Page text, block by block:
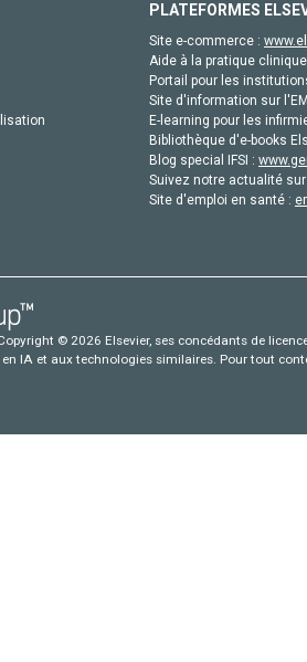
PLATEFORMES
Site e-commerce :
Aide à la pratique
Portail pour les
Site d'information sur
E-learning pour les
Bibliothèque d'e-books
Blog special IFSI :
Suivez notre actualité
Site d'emploi en santé :
© 2026 Elsevier, ses concédants de
IA et aux technologies similaires. Pour tout